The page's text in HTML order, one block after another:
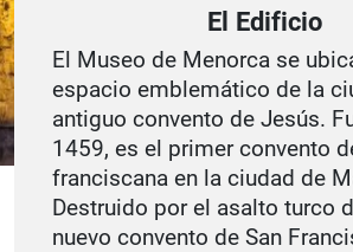
El Edificio
El Museo de Menorca se
espacio emblemático de la
antiguo convento de Jesús.
1459, es el primer convento
franciscana en la ciudad de
Destruido por el asalto turco
nuevo convento de San